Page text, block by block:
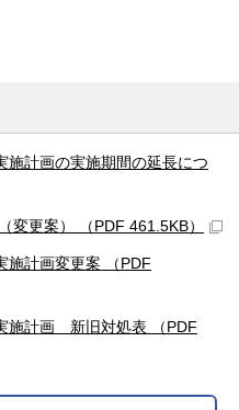
施計画の実施期間の延長につ
変更案） （PDF 461.5KB）
施計画変更案 （PDF
施計画 新旧対処表 （PDF